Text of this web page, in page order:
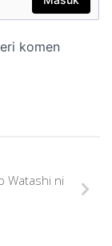
Watashi ni